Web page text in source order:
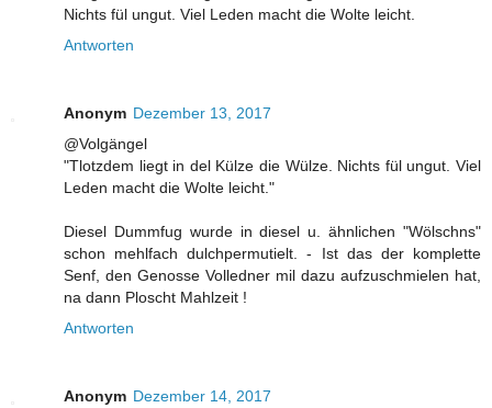
Nichts fül ungut. Viel Leden macht die Wolte leicht.
Antworten
Anonym Dezember 13, 2017
@Volgängel
"Tlotzdem liegt in del Külze die Wülze. Nichts fül ungut. Viel
Leden macht die Wolte leicht."
Diesel Dummfug wurde in diesel u. ähnlichen "Wölschns"
schon mehlfach dulchpermutielt. - Ist das der komplette
Senf, den Genosse Volledner mil dazu aufzuschmielen hat,
na dann Ploscht Mahlzeit !
Antworten
Anonym Dezember 14, 2017